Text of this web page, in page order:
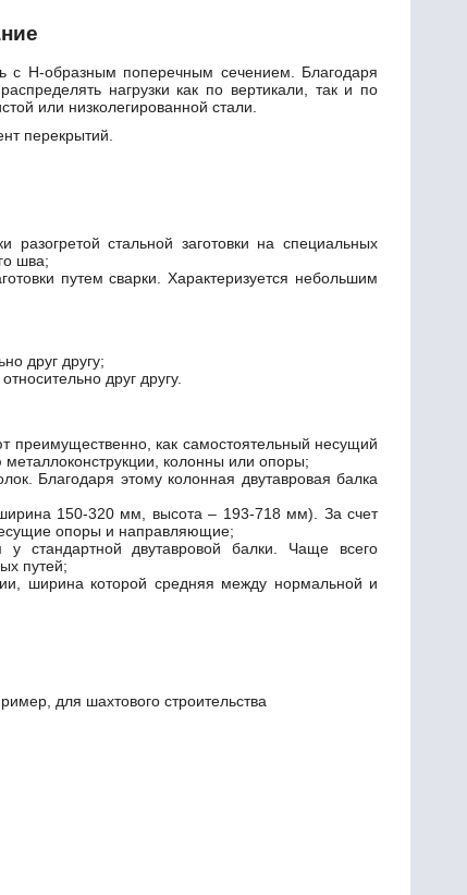
с Н-образным поперечным сечением. Благодаря
нагрузки как по вертикали, так и по
или низколегированной стали.
перекрытий.
разогретой стальной заготовки на специальных
шва;
путем сварки. Характеризуется небольшим
друг другу;
друг другу.
преимущественно, как самостоятельный несущий
колонны или опоры;
Благодаря этому колонная двутавровая балка
150-320 мм, высота – 193-718 мм). За счет
опоры и направляющие;
двутавровой балки. Чаще всего
путей;
ширина которой средняя между нормальной и
для шахтового строительства